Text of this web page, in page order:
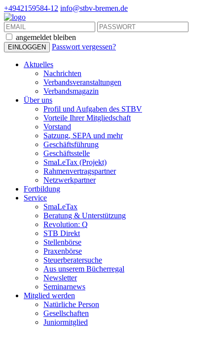
+4942159584-12 info@stbv-bremen.de
angemeldet bleiben
Passwort vergessen?
Aktuelles
Nachrichten
Verbandsveranstaltungen
Verbandsmagazin
Über uns
Profil und Aufgaben des STBV
Vorteile Ihrer Mitgliedschaft
Vorstand
Satzung, SEPA und mehr
Geschäftsführung
Geschäftsstelle
SmaLeTax (Projekt)
Rahmenvertragspartner
Netzwerkpartner
Fortbildung
Service
SmaLeTax
Beratung & Unterstützung
Revolution: Q
STB Direkt
Stellenbörse
Praxenbörse
Steuerberatersuche
Aus unserem Bücherregal
Newsletter
Seminarnews
Mitglied werden
Natürliche Person
Gesellschaften
Juniormitglied